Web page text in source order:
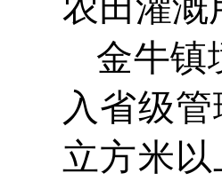
农田灌溉
金牛镇
入省级
立方米